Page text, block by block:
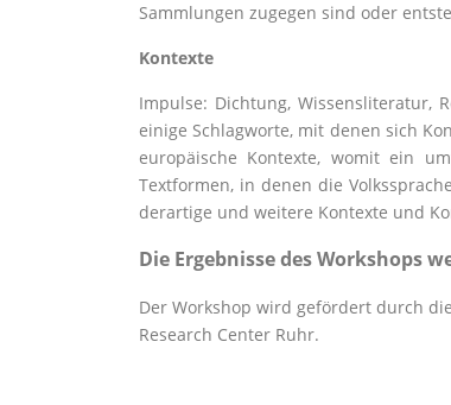
Sammlungen zugegen sind oder
Kontexte
Impulse: Dichtung, Wissensliteratur,
einige Schlagworte, mit denen sich
europäische Kontexte, womit ein
Textformen, in denen die
derartige und weitere Kontexte und
Die Ergebnisse des Workshops
Der Workshop wird gefördert durch
Research Center Ruhr.